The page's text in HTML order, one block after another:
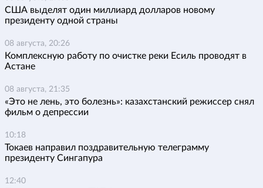
США выделят один миллиард долларов новому
президенту одной страны
08 августа, 20:26
Комплексную работу по очистке реки Есиль проводят в
Астане
08 августа, 21:35
«Это не лень, это болезнь»: казахстанский режиссер снял
фильм о депрессии
10:18
Токаев направил поздравительную телеграмму
президенту Сингапура
12:40